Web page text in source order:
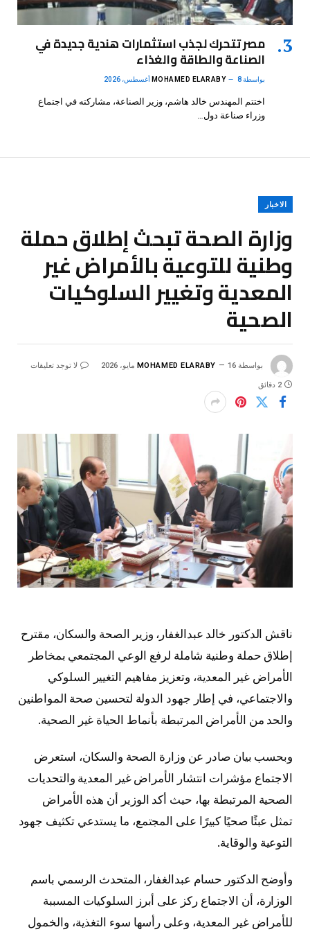
مصر تتحرك لجذب استثمارات هندية جديدة في
الصناعة والطاقة والغذاء
بواسطة MOHAMED ELARABY 8 أغسطس، 2026
اختتم المهندس خالد هاشم، وزير الصناعة، مشاركته في اجتماع
وزراء صناعة دول…
الاخبار
وزارة الصحة تبحث إطلاق حملة
وطنية للتوعية بالأمراض غير
المعدية وتغيير السلوكيات
الصحية
بواسطة MOHAMED ELARABY 16 مايو، 2026 لا توجد تعليقات
2 دقائق
ناقش الدكتور خالد عبدالغفار، وزير الصحة والسكان، مقترح
إطلاق حملة وطنية شاملة لرفع الوعي المجتمعي بمخاطر
الأمراض غير المعدية، وتعزيز مفاهيم التغيير السلوكي
والاجتماعي، في إطار جهود الدولة لتحسين صحة المواطنين
والحد من الأمراض المرتبطة بأنماط الحياة غير الصحية.
وبحسب بيان صادر عن وزارة الصحة والسكان، استعرض
الاجتماع مؤشرات انتشار الأمراض غير المعدية والتحديات
الصحية المرتبطة بها، حيث أكد الوزير أن هذه الأمراض
تمثل عبئًا صحيًا كبيرًا على المجتمع، ما يستدعي تكثيف جهود
التوعية والوقاية.
وأوضح الدكتور حسام عبدالغفار، المتحدث الرسمي باسم
الوزارة، أن الاجتماع ركز على أبرز السلوكيات المسببة
للأمراض غير المعدية، وعلى رأسها سوء التغذية، والخمول